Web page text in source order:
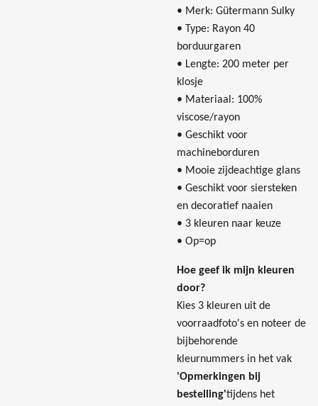
• Merk: Gütermann Sulky
• Type: Rayon 40
borduurgaren
• Lengte: 200 meter per
klosje
• Materiaal: 100%
viscose/rayon
• Geschikt voor
machineborduren
• Mooie zijdeachtige glans
• Geschikt voor siersteken
en decoratief naaien
• 3 kleuren naar keuze
• Op=op
Hoe geef ik mijn kleuren
door?
Kies 3 kleuren uit de
voorraadfoto's en noteer de
bijbehorende
kleurnummers in het vak
'Opmerkingen bij
bestelling'tijdens het